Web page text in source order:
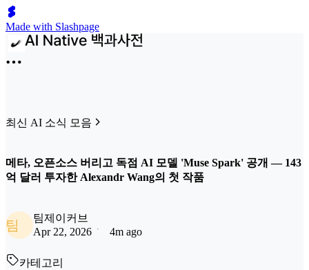
Made with Slashpage
최신 AI 소식 모음
메타, 오픈소스 버리고 독점 AI 모델 'Muse Spark' 공개 — 143
억 달러 투자한 Alexandr Wang의 첫 작품
팀
팀제이커브
Apr 22, 2026
4m ago
카테고리